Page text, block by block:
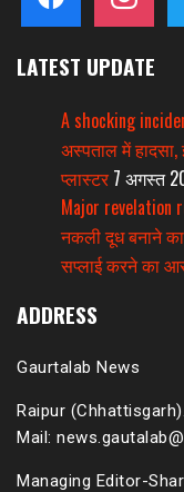
LATEST UPDATE
A shocking
अस्पताल में हादसा,
प्लास्टर 7 अगस्त
Major revelation
नकली दूध बनाने
सप्लाई करने का
ADDRESS
Gaurtalab News
Raipur (Chhattisgarh).
Mail:
Managing Editor-